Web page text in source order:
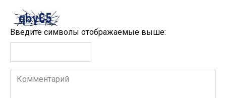
Введите символы отображаемые выше:
Комментарий